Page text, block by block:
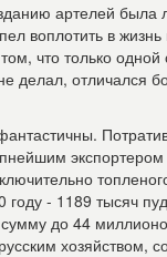
артелей
воплотить в
что только
делал, отличался
- 1189 тысяч
до 44
хозяйством,